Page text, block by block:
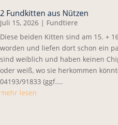
2 Fundkitten aus Nützen
Juli 15, 2026 | Fundtiere
Diese beiden Kitten sind am 15. +
worden und liefen dort schon ein
sind weiblich und haben keinen
oder weiß, wo sie herkommen
04193/91833 (ggf....
mehr lesen